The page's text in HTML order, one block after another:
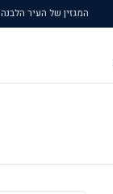
המגזין של העיר